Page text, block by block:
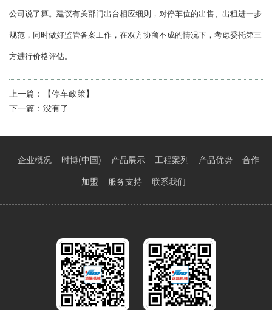
公司说了算。建议有关部门出台相应细则，对停车位的出售、出租进一步
规范，同时做好监管备案工作，在双方协商不成的情况下，考虑委托第三
方进行价格评估。
上一篇：
【停车政策】
下一篇： 没有了
企业概况 时博(中国) 产品展示 工程案列 产品优势
合作
加盟
服务支持 联系我们